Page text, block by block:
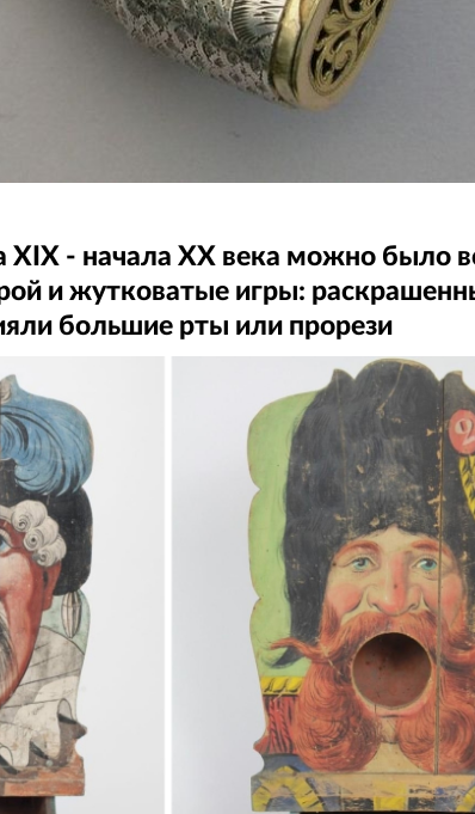
XIX - начала XX века можно было
и жутковатые игры:
большие рты или прорези